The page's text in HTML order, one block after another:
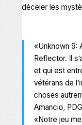
déceler les
«Unknown 9:
Reflector. Il
et qui est
vétérans de
choses
Amancio,
«Notre jeu